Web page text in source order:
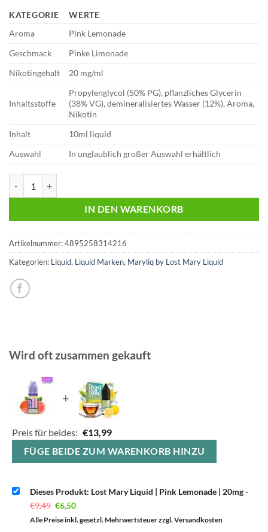
KATEGORIE
WERTE
Aroma
Pink Lemonade
Geschmack
Pinke Limonade
Nikotingehalt
20 mg/ml
Inhaltsstoffe
Propylenglycol (50% PG), pflanzliches Glycerin
(38% VG), demineralisiertes Wasser (12%), Aroma,
Nikotin
Inhalt
10ml liquid
Auswahl
In unglaublich großer Auswahl erhältlich
IN DEN WARENKORB
Artikelnummer:4895258314216
Kategorien: Liquid, Liquid Marken, Maryliq by Lost Mary Liquid
Wird oft zusammen gekauft
+
Preis für beides: €13,99
FÜGE BEIDE ZUM WARENKORB HINZU
Dieses Produkt: Lost Mary Liquid | Pink Lemonade | 20mg-
€9,49 Ursprünglicher
Preis
war:
€6,50Aktueller
Preis
ist:
€6,50.
Alle Preise inkl. gesetzl. Mehrwertsteuer zzgl. Versandkosten